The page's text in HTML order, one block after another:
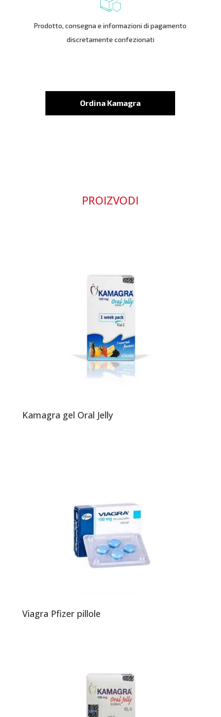
Prodotto, consegna e informazioni di pagamento
discretamente confezionati
Ordina Kamagra
PROIZVODI
Kamagra gel Oral Jelly
Viagra Pfizer pillole